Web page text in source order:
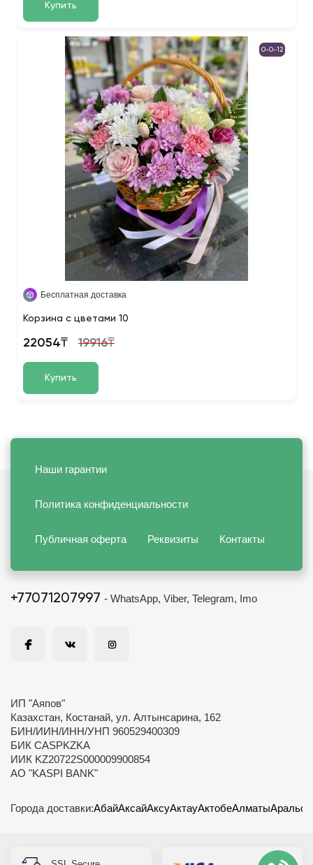
Купить
0-0-12
Бесплатная доставка
Корзина с цветами 10
22054₸ 19916₸
Купить
Наши гарантии
Политика конфиденциальности
Публичная оферта Реквизиты Контакты
+77071207997 - WhatsApp, Viber, Telegram, Imo
ИП "Аяпов"
Казахстан, Костанай, ул. Алтынсарина, 162
БИН/ИИН/ИНН/УНП 960529400309
БИК CASPKZKA
ИИК KZ20722S000009900854
АО "KASPI BANK"
Города доставки:АбайАксайАксуАктауАктобеАлматыАральск